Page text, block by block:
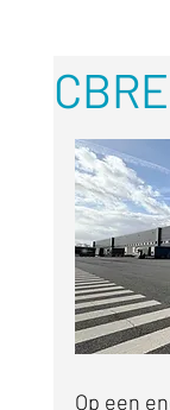
CBRE
Op een